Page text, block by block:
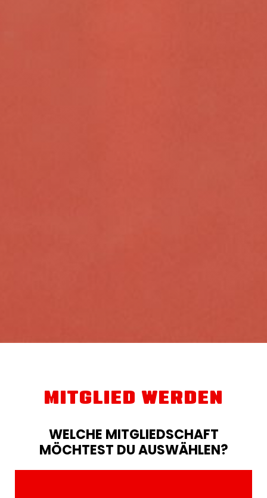
MITGLIED WERDEN
WELCHE MITGLIEDSCHAFT
MÖCHTEST DU AUSWÄHLEN?